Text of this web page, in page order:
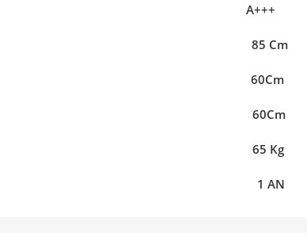
A+++
85 Cm
60Cm
60Cm
65 Kg
1 AN